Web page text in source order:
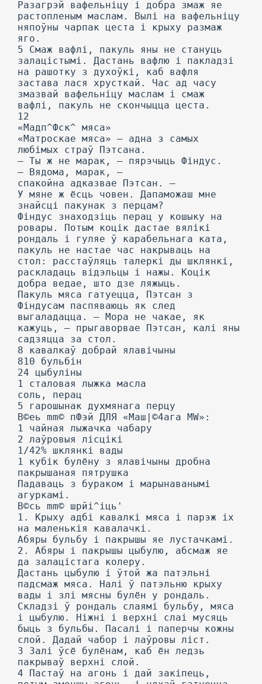
Разагрэй вафельніцу і добра змаж яе
растопленым маслам. Вылі на вафельніцу
няпоўны чарпак цеста і крыху размаж
яго.
5 Смаж вафлі, пакуль яны не стануць
залацістымі. Дастань вафлю і пакладзі
на рашотку з духоўкі, каб вафля
застава лася хрусткай. Час ад часу
змазвай вафельніцу маслам і смаж
вафлі, пакуль не скончыцца цеста.
12
«Мадп^Фск^ мяса»
«Матроскае мяса» — адна з самых
любімых страў Пэтсана.
— Ты ж не марак, — пярэчыць Фіндус.
— Вядома, марак, —
спакойна адказвае Пэтсан. —
У мяне ж ёсць човен. Дапаможаш мне
знайсці пакунак з перцам?
Фіндус знаходзіць перац у кошыку на
ровары. Потым коцік дастае вялікі
рондаль і гуляе ў карабельнага ката,
пакуль не настае час накрываць на
стол: расстаўляць талеркі ды шклянкі,
раскладаць відэльцы і нажы. Коцік
добра ведае, што дзе ляжыць.
Пакуль мяса гатуецца, Пэтсан з
Фіндусам паспяваюць як след
выгаладацца. — Мора не чакае, як
кажуць, — прыгаворвае Пэтсан, калі яны
садзяцца за стол.
8 кавалкаў добрай ялавічыны
810 бульбін
24 цыбуліны
1 сталовая лыжка масла
соль, перац
5 гарошынак духмянага перцу
В©еь mm© пФэй ДЛЯ «Маш|©4ага MW»:
1 чайная лыжачка чабару
2 лаўровыя лісцікі
1/42% шклянкі вады
1 кубік булёну з ялавічыны дробна
пакрышаная пятрушка
Падаваць з бураком і марынаванымі
агуркамі.
В©сь mm© шрйі^іць'
1. Крыху адбі кавалкі мяса і парэж іх
на маленькія кавалачкі.
Абяры бульбу і пакрышы яе лустачкамі.
2. Абяры і пакрышы цыбулю, абсмаж яе
да залацістага колеру.
Дастань цыбулю і ўтой жа патэльні
падсмаж мяса. Налі ў патэльню крыху
вады і злі мясны булён у рондаль.
Складзі ў рондаль слаямі бульбу, мяса
і цыбулю. Ніжні і верхні слаі мусяць
быць з бульбы. Пасалі і паперчы кожны
слой. Дадай чабор і лаўровы ліст.
3 Залі ўсё булёнам, каб ён ледзь
пакрываў верхні слой.
4 Пастаў на агонь і дай закіпець,